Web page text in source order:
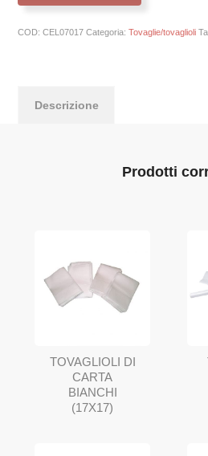
COD:CEL07017 Categoria:Tovaglie/tovaglioli
Descrizione
Prodotti
TOVAGLIOLI DI
CARTA
BIANCHI
(17X17)